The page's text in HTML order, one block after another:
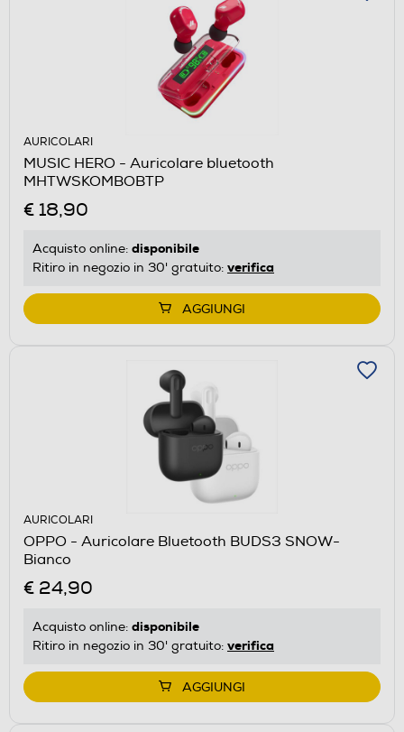
AURICOLARI
MUSIC HERO - Auricolare bluetooth
MHTWSKOMBOBTP
€ 18,90
Acquisto online: disponibile
Ritiro in negozio in 30' gratuito: verifica
AGGIUNGI
AURICOLARI
OPPO - Auricolare Bluetooth BUDS3 SNOW-
Bianco
€ 24,90
Acquisto online: disponibile
Ritiro in negozio in 30' gratuito: verifica
AGGIUNGI